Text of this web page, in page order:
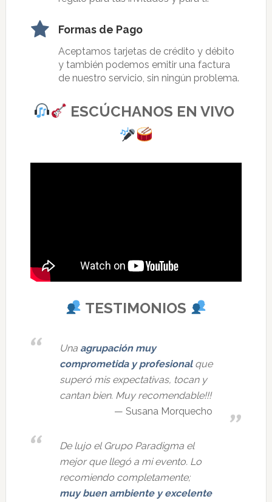
Formas de Pago
Aceptamos tarjetas de crédito y débito
y también podemos emitir una factura
de nuestro servicio, sin ningún problema.
ESCÚCHANOS EN VIVO
TESTIMONIOS
Una agrupación muy
comprometida y profesionalque
superó mis expectativas, tocan y
cantan bien. Muy recomendable!!!
Susana Morquecho
De lujo el Grupo Paradigma el
mejor que llegó a mi evento. Lo
recomiendo completamente;
muy buen ambiente y excelente